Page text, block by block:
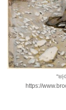
“
https://